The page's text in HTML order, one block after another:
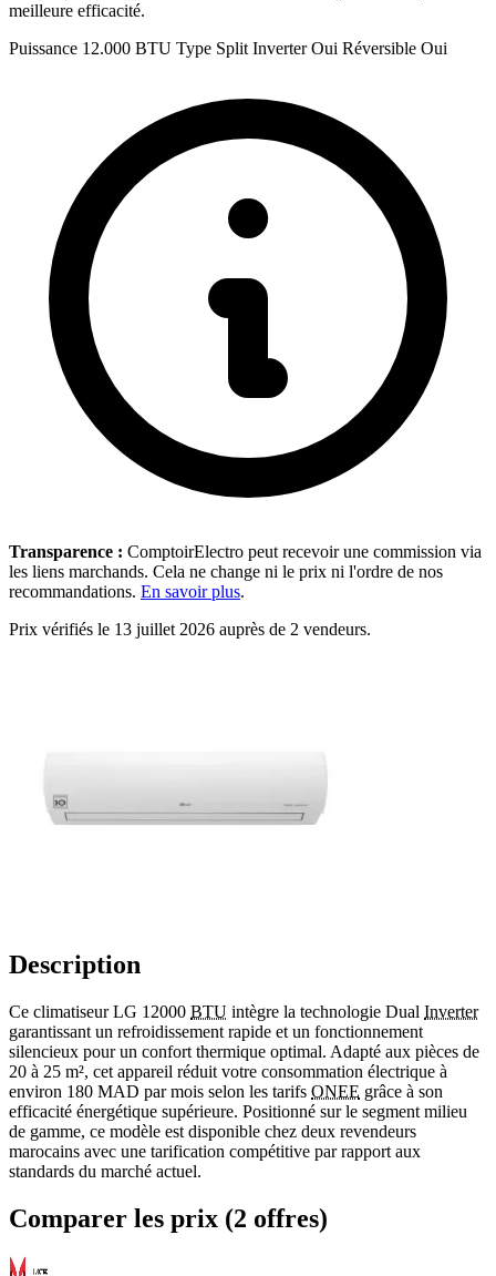
meilleure efficacité.
Puissance 12.000 BTU Type Split Inverter Oui Réversible Oui
Transparence : ComptoirElectro peut recevoir une commission via
les liens marchands. Cela ne change ni le prix ni l'ordre de nos
recommandations. En savoir plus.
Prix vérifiés le 13 juillet 2026 auprès de 2 vendeurs.
Description
Ce climatiseur LG 12000 BTU intègre la technologie Dual Inverter
garantissant un refroidissement rapide et un fonctionnement
silencieux pour un confort thermique optimal. Adapté aux pièces de
20 à 25 m², cet appareil réduit votre consommation électrique à
environ 180 MAD par mois selon les tarifs ONEE grâce à son
efficacité énergétique supérieure. Positionné sur le segment milieu
de gamme, ce modèle est disponible chez deux revendeurs
marocains avec une tarification compétitive par rapport aux
standards du marché actuel.
Comparer les prix (2 offres)